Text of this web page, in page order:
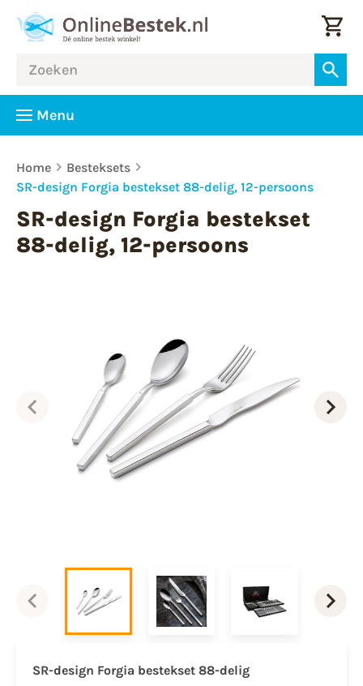
Menu
Home
Besteksets
SR-design Forgia bestekset 88-delig, 12-persoons
SR-design Forgia bestekset
88-delig, 12-persoons
SR-design Forgia bestekset 88-delig